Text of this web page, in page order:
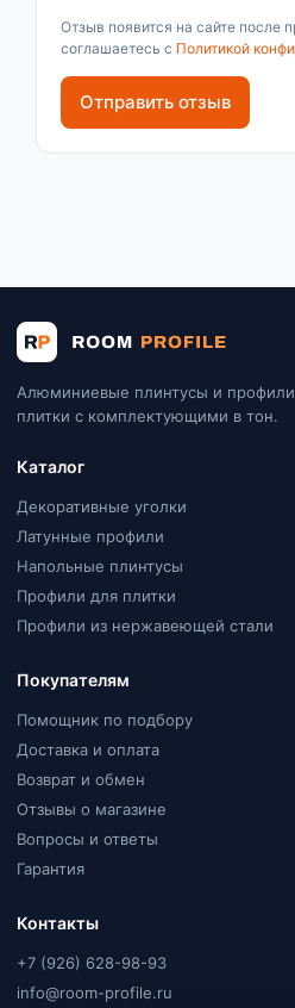
Отзыв появится на сайте после
соглашаетесь с Политикой
Отправить отзыв
Алюминиевые плинтусы и
плитки с комплектующими в тон.
Каталог
Декоративные уголки
Латунные профили
Напольные плинтусы
Профили для плитки
Профили из нержавеющей стали
Покупателям
Помощник по подбору
Доставка и оплата
Возврат и обмен
Отзывы о магазине
Вопросы и ответы
Гарантия
Контакты
+7 (926) 628-98-93
info@room-profile.ru